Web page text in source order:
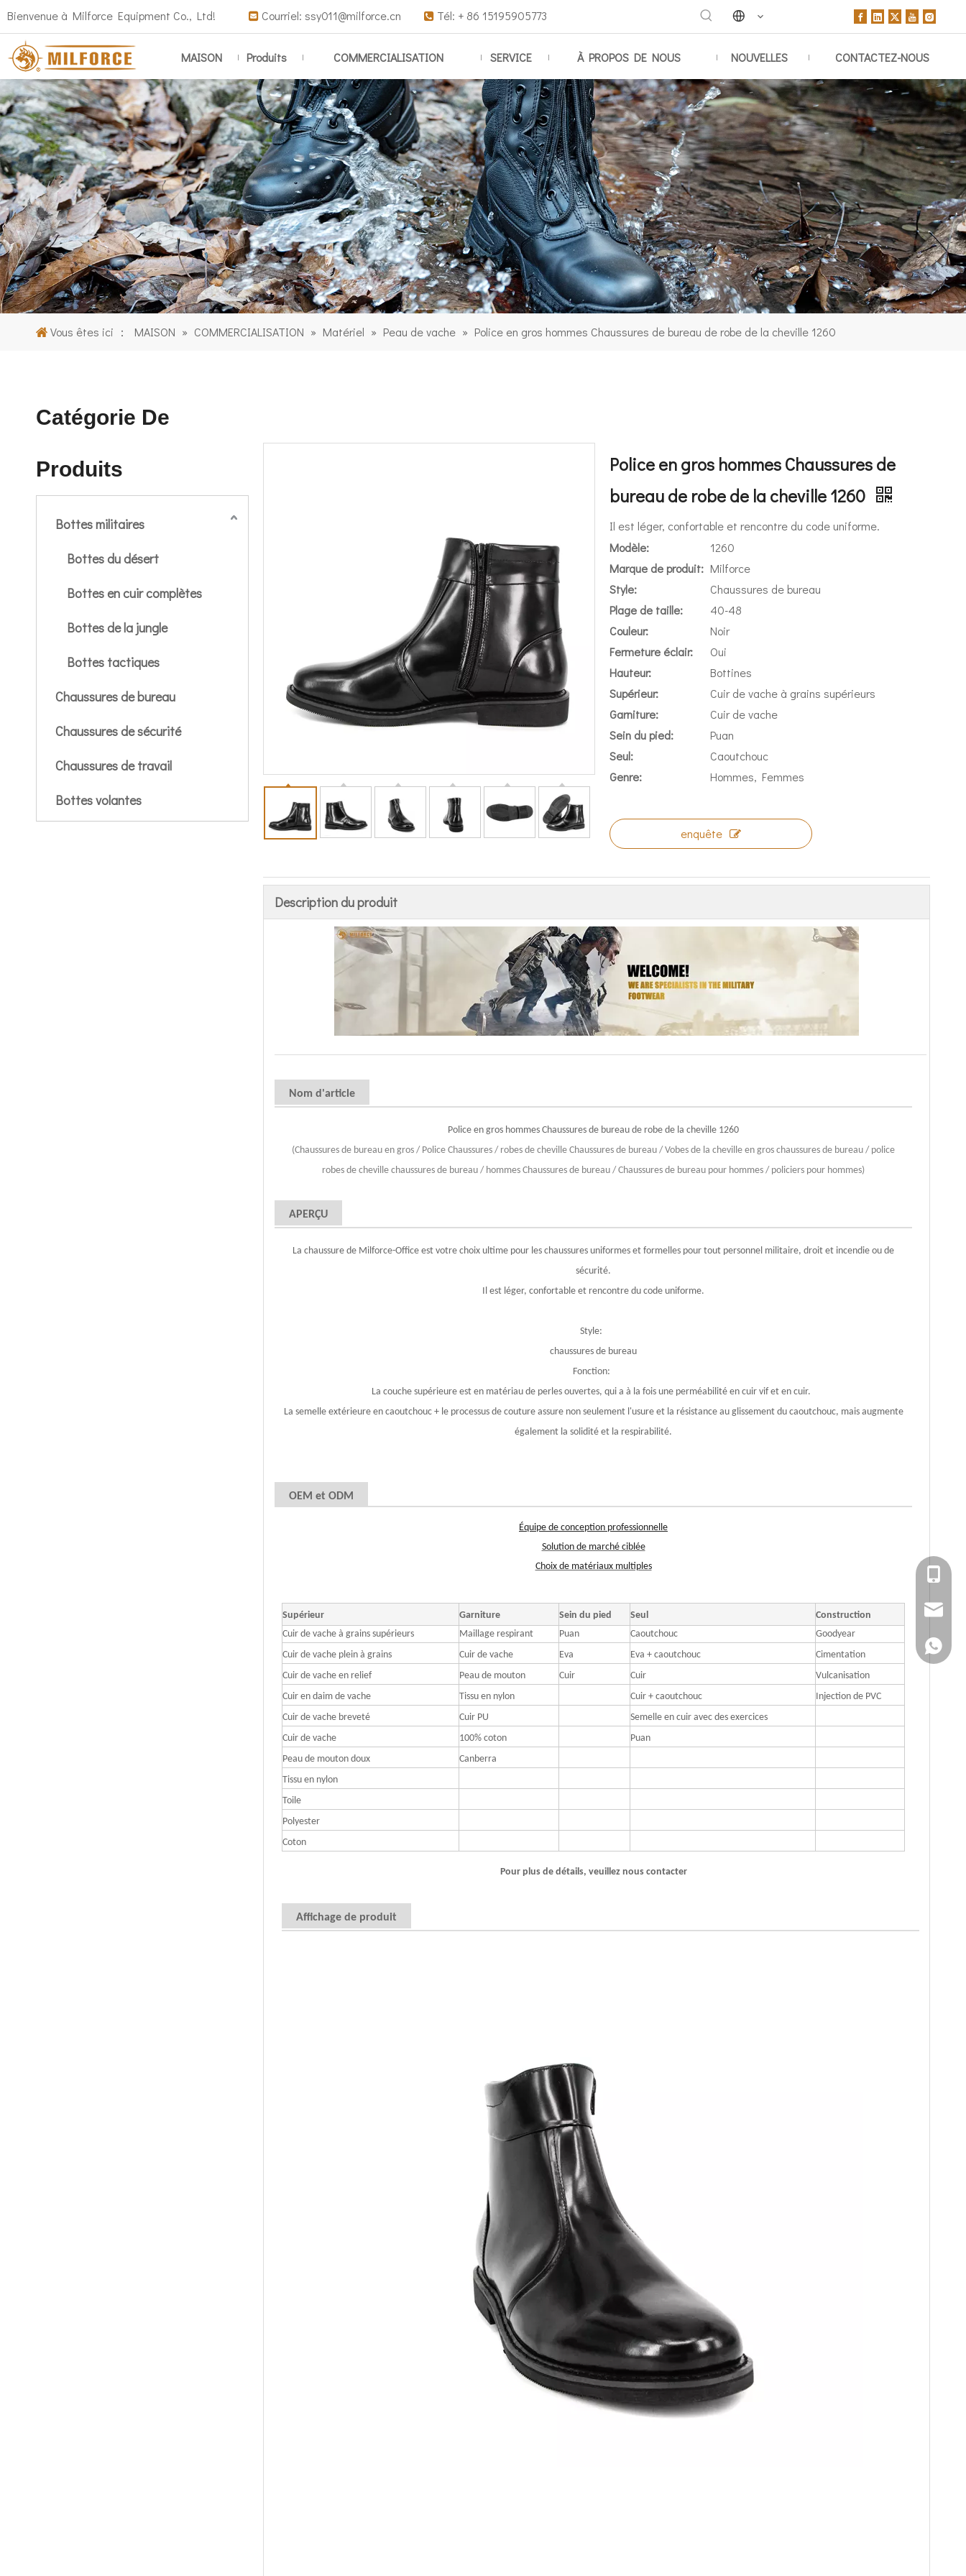
Bienvenue à Milforce Equipment Co., Ltd!  Courriel: ssy011@milforce.cn  Tél: + 86 15195905773
MAISON Produits COMMERCIALISATION SERVICE À PROPOS DE NOUS NOUVELLES CONTACTEZ-NOUS
Vous êtes ici ： MAISON » COMMERCIALISATION » Matériel » Peau de vache » Police en gros hommes Chaussures de bureau de robe de la cheville 1260
Catégorie De
Produits
Bottes militaires
Bottes du désert
Bottes en cuir complètes
Bottes de la jungle
Bottes tactiques
Chaussures de bureau
Chaussures de sécurité
Chaussures de travail
Bottes volantes
Police en gros hommes Chaussures de
bureau de robe de la cheville 1260
Il est léger, confortable et rencontre du code uniforme.
Modèle:
1260
Marque de produit: Milforce
Style:
Chaussures de bureau
Plage de taille:
40-48
Couleur:
Noir
Fermeture éclair:
Oui
Hauteur:
Bottines
Supérieur:
Cuir de vache à grains supérieurs
Garniture:
Cuir de vache
Sein du pied:
Puan
Seul:
Caoutchouc
Genre:
Hommes, Femmes
enquête
Description du produit
Nom d'article
Police en gros hommes Chaussures de bureau de robe de la cheville 1260
(Chaussures de bureau en gros / Police Chaussures / robes de cheville Chaussures de bureau / Vobes de la cheville en gros chaussures de bureau / police
robes de cheville chaussures de bureau / hommes Chaussures de bureau / Chaussures de bureau pour hommes / policiers pour hommes)
APERÇU
La chaussure de Milforce-Office est votre choix ultime pour les chaussures uniformes et formelles pour tout personnel militaire, droit et incendie ou de
sécurité.
Il est léger, confortable et rencontre du code uniforme.
Style:
chaussures de bureau
Fonction:
La couche supérieure est en matériau de perles ouvertes, qui a à la fois une perméabilité en cuir vif et en cuir.
La semelle extérieure en caoutchouc + le processus de couture assure non seulement l'usure et la résistance au glissement du caoutchouc, mais augmente
également la solidité et la respirabilité.
OEM et ODM
Équipe de conception professionnelle
Solution de marché ciblée
Choix de matériaux multiples
Supérieur Garniture Sein du pied Seul
Construction
Cuir de vache à grains supérieurs
Maillage respirant Puan Caoutchouc
Goodyear
Cuir de vache plein à grains
Cuir de vache Eva Eva + caoutchouc
Cimentation
Cuir de vache en relief
Peau de mouton Cuir Cuir
Vulcanisation
Cuir en daim de vache
Tissu en nylon Cuir + caoutchouc
Injection de PVC
Cuir de vache breveté
Cuir PU
Semelle en cuir avec des exercices
Cuir de vache
100% coton
Puan
Peau de mouton doux
Canberra
Tissu en nylon
Toile
Polyester
Coton
Pour plus de détails, veuillez nous contacter
Affichage de produit
+86
+86